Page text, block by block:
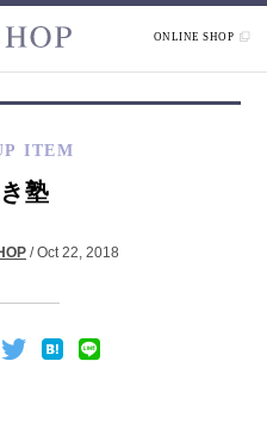
ONLINE SHOP
ITEM
塾
/ Oct 22, 2018